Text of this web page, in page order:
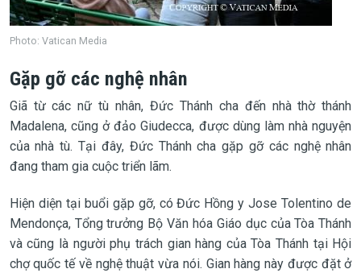
Photo: Vatican Media
Gặp gỡ các nghệ nhân
Giã từ các nữ tù nhân, Đức Thánh cha đến nhà thờ thánh
Madalena, cũng ở đảo Giudecca, được dùng làm nhà nguyện
của nhà tù. Tại đây, Đức Thánh cha gặp gỡ các nghệ nhân
đang tham gia cuộc triển lãm.
Hiện diện tại buổi gặp gỡ, có Đức Hồng y Jose Tolentino de
Mendonça, Tổng trưởng Bộ Văn hóa Giáo dục của Tòa Thánh
và cũng là người phụ trách gian hàng của Tòa Thánh tại Hội
chợ quốc tế về nghệ thuật vừa nói. Gian hàng này được đặt ở